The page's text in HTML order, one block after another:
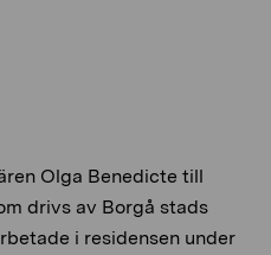
Olga Benedicte till
drivs av Borgå stads
i residensen under